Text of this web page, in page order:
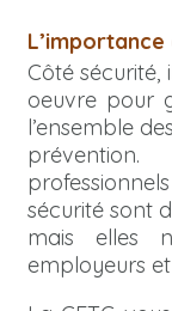
Côté
oeuvre pour
l’ensemble
sécurité sont
mais elles
employeurs